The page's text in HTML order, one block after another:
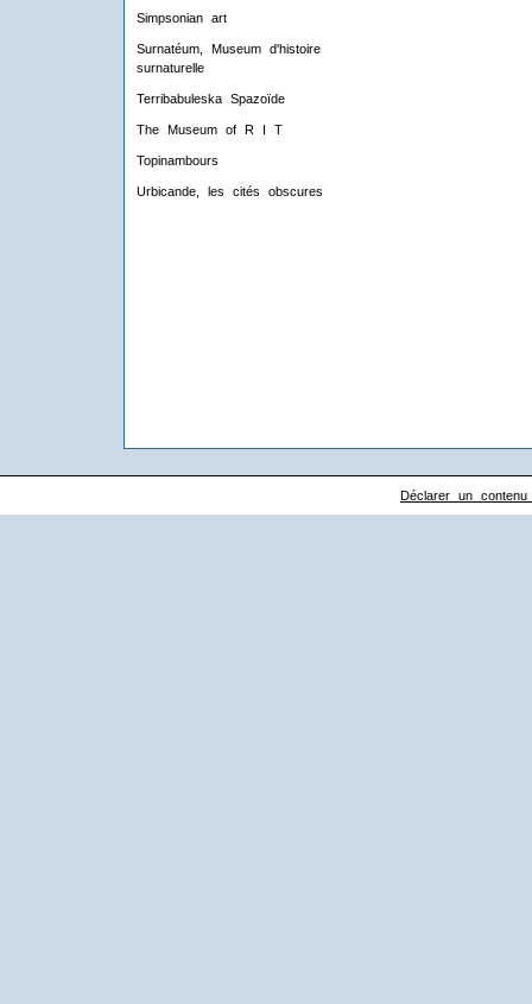
Simpsonian art
Surnatéum, Museum d'histoire
surnaturelle
Terribabuleska Spazoïde
The Museum of R I T
Topinambours
Urbicande, les cités obscures
Déclarer un contenu